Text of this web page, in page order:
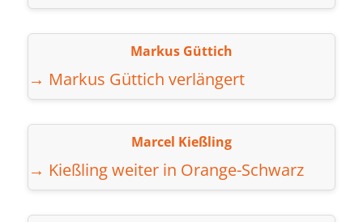
Markus Güttich
→ Markus Güttich verlängert
Marcel Kießling
→ Kießling weiter in Orange-Schwarz